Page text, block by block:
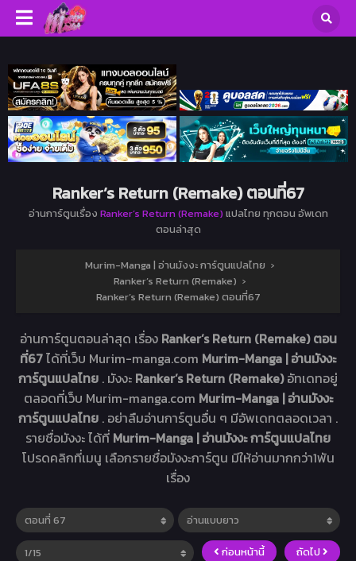
Ranker’s Return (Remake) ตอนที่67
อ่านการ์ตูนเรื่อง Ranker’s Return (Remake) แปลไทย ทุกตอน อัพเดท
ตอนล่าสุด
Murim-Manga | อ่านมังงะ การ์ตูนแปลไทย ›
Ranker’s Return (Remake) ›
Ranker’s Return (Remake) ตอนที่67
อ่านการ์ตูนตอนล่าสุด เรื่อง Ranker’s Return (Remake) ตอน
ที่67ได้ที่เว็บ Murim-manga.com Murim-Manga | อ่านมังงะ
การ์ตูนแปลไทย . มังงะ Ranker’s Return (Remake)อัทเดทอยู่
ตลอดที่เว็บ Murim-manga.com Murim-Manga | อ่านมังงะ
การ์ตูนแปลไทย . อย่าลืมอ่านการ์ตูนอื่น ๆ มีอัพเดทตลอดเวลา .
รายชื่อมังงะ ได้ที่ Murim-Manga | อ่านมังงะ การ์ตูนแปลไทย
โปรดคลิกที่เมนู เลือกรายชื่อมังงะการ์ตูน มีให้อ่านมากกว่า1พัน
เรื่อง
ก่อนหน้านี้ ถัดไป